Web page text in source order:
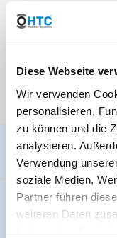
Diese Webseite
Wir verwenden
personalisieren,
zu können und die
analysieren.
Verwendung
soziale Medien,
Partner führen
weiteren Daten
haben oder die sie
There are currently
General
Imprint
About us